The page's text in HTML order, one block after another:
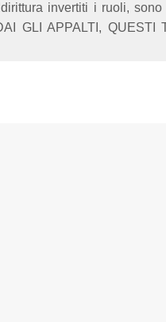
invertiti i ruoli,
GLI APPALTI, QUESTI